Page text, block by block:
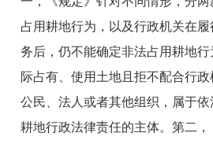
占用耕地行为，以及行政机关在
务后，仍不能确定非法占用耕地
际占有、使用土地且拒不配合行
公民、法人或者其他组织，属于
耕地行政法律责任的主体。第二